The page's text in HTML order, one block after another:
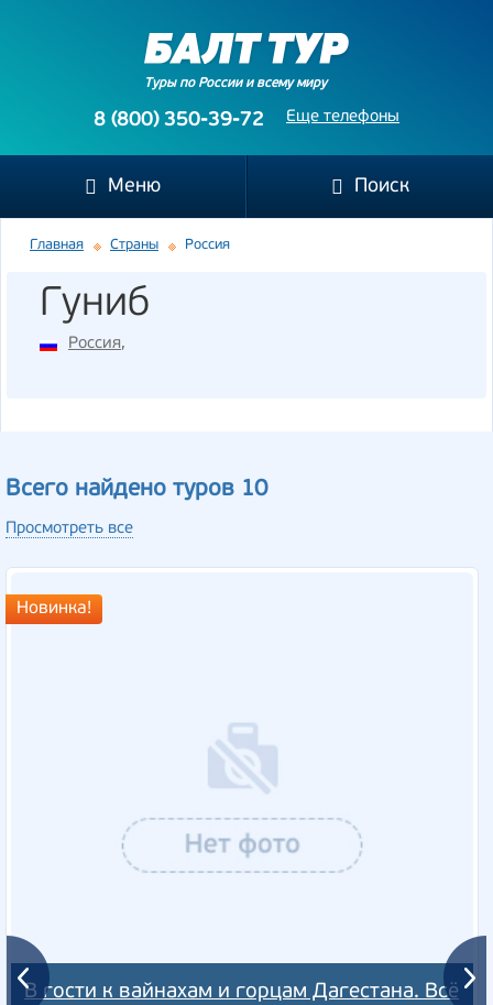
Туры по России и всему миру
Еще телефоны
8 (800) 350-39-72
Меню Поиск
Главная Страны Россия
Гуниб
Россия,
Всего найдено туров 10
Просмотреть все
В гости к вайнахам и горцам Дагестана. Всё
Новинка!